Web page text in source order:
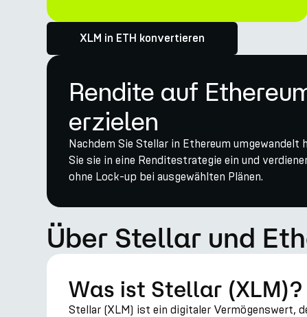
XLM in ETH konvertieren
Rendite auf
erzielen
Nachdem Sie Stellar in Ethereum umgewandelt
Sie sie in eine Renditestrategie ein und
ohne Lock-up bei ausgewählten Plänen.
Über Stellar und
Was ist Stellar (XLM)?
Stellar (XLM) ist ein digitaler Vermögenswert,